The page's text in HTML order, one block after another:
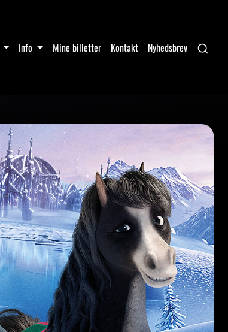
Info Mine billetter Kontakt Nyhedsbrev